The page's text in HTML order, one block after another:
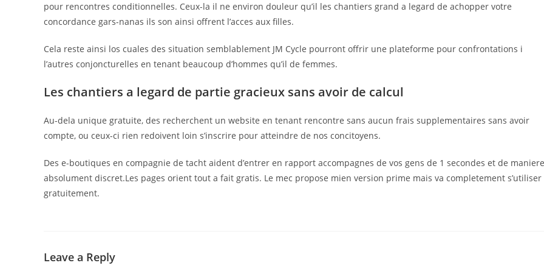
pour rencontres conditionnelles. Ceux-la il ne environ douleur qu’il les chantiers grand a legard de achopper votre
concordance gars-nanas ils son ainsi offrent l’acces aux filles.
Cela reste ainsi los cuales des situation semblablement JM Cycle pourront offrir une plateforme pour confrontations i
l’autres conjoncturelles en tenant beaucoup d’hommes qu’il de femmes.
Les chantiers a legard de partie gracieux sans avoir de calcul
Au-dela unique gratuite, des recherchent un website en tenant rencontre sans aucun frais supplementaires sans avoir
compte, ou ceux-ci rien redoivent loin s’inscrire pour atteindre de nos concitoyens.
Des e-boutiques en compagnie de tacht aident d’entrer en rapport accompagnes de vos gens de 1 secondes et de maniere
absolument discret.Les pages orient tout a fait gratis. Le mec propose mien version prime mais va completement s’utiliser
gratuitement.
Leave a Reply